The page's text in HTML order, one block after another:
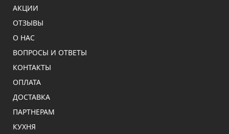
АКЦИИ
ОТЗЫВЫ
О НАС
ВОПРОСЫ И ОТВЕТЫ
КОНТАКТЫ
ОПЛАТА
ДОСТАВКА
ПАРТНЕРАМ
КУХНЯ